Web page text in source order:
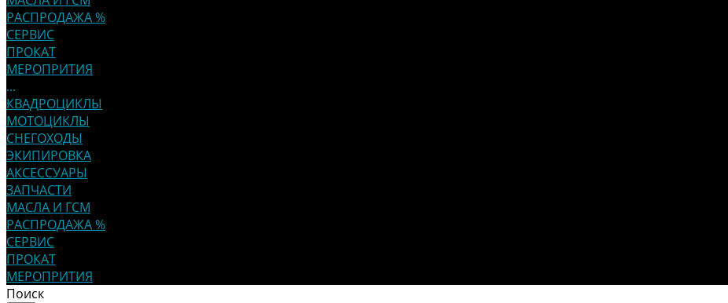
РАСПРОДАЖА %
СЕРВИС
ПРОКАТ
МЕРОПРИТИЯ
...
КВАДРОЦИКЛЫ
МОТОЦИКЛЫ
СНЕГОХОДЫ
ЭКИПИРОВКА
АКСЕССУАРЫ
ЗАПЧАСТИ
МАСЛА И ГСМ
РАСПРОДАЖА %
СЕРВИС
ПРОКАТ
МЕРОПРИТИЯ
Поиск